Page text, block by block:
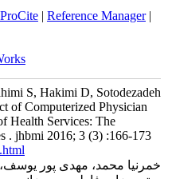
|ProCite |Reference Manager
S, Hakimi D, Sotodezadeh
of Computerized Physician
Health Services: The
. jhbmi 2016; 3 (3) :166-173
خمرنیا محمد، مهدی پور یوسف،